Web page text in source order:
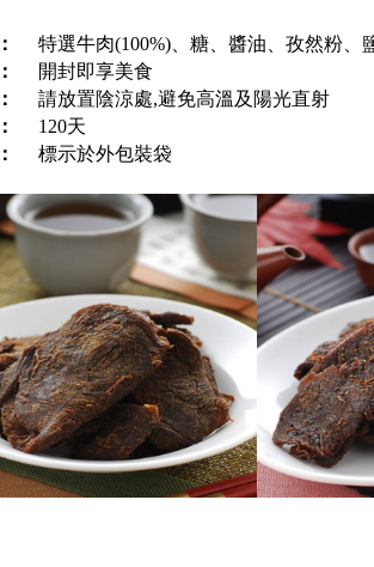
特選牛肉(100%)、糖、醬油、孜然粉
開封即享美食
請放置陰涼處,避免高溫及陽光直射
120天
標示於外包裝袋